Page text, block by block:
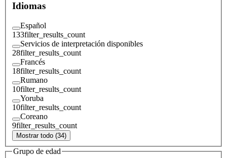
Idiomas
Español
133filter_results_count
Servicios de interpretación disponibles
28filter_results_count
Francés
18filter_results_count
Rumano
10filter_results_count
Yoruba
10filter_results_count
Coreano
9filter_results_count
Mostrar todo (34)
Grupo de edad